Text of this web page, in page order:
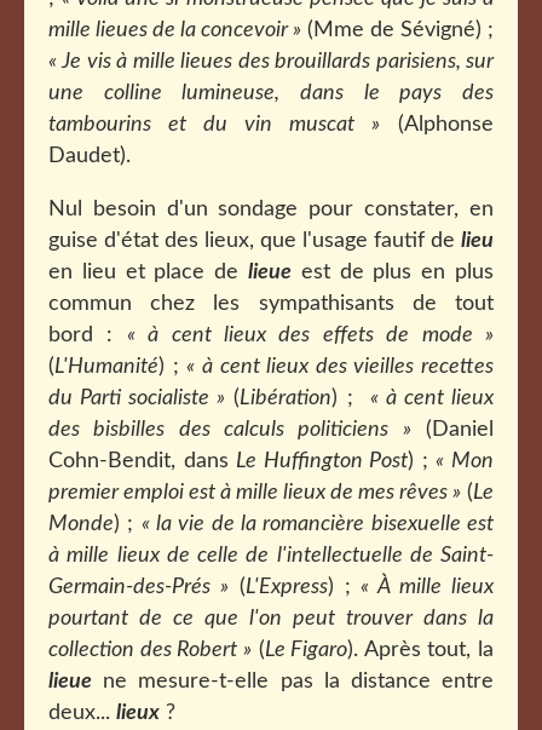
mille lieues de la concevoir » (Mme de Sévigné) ;
« Je vis à mille lieues des brouillards parisiens, sur
une colline lumineuse, dans le pays des
tambourins et du vin muscat » (Alphonse
Daudet).
Nul besoin d'un sondage pour constater, en
guise d'état des lieux, que l'usage fautif de lieu
en lieu et place de lieue est de plus en plus
commun chez les sympathisants de tout
bord : « à cent lieux des effets de mode »
(L'Humanité) ;« à cent lieux des vieilles recettes
du Parti socialiste » (Libération) ; « à cent lieux
des bisbilles des calculs politiciens » (Daniel
Cohn-Bendit, dans Le Huffington Post) ;« Mon
premier emploi est à mille lieux de mes rêves » (Le
Monde) ; « la vie de la romancière bisexuelle est
à mille lieux de celle de l'intellectuelle de Saint-
Germain-des-Prés » (L'Express) ;« À mille lieux
pourtant de ce que l'on peut trouver dans la
collection des Robert » (Le Figaro). Après tout, la
lieue ne mesure-t-elle pas la distance entre
deux... lieux ?